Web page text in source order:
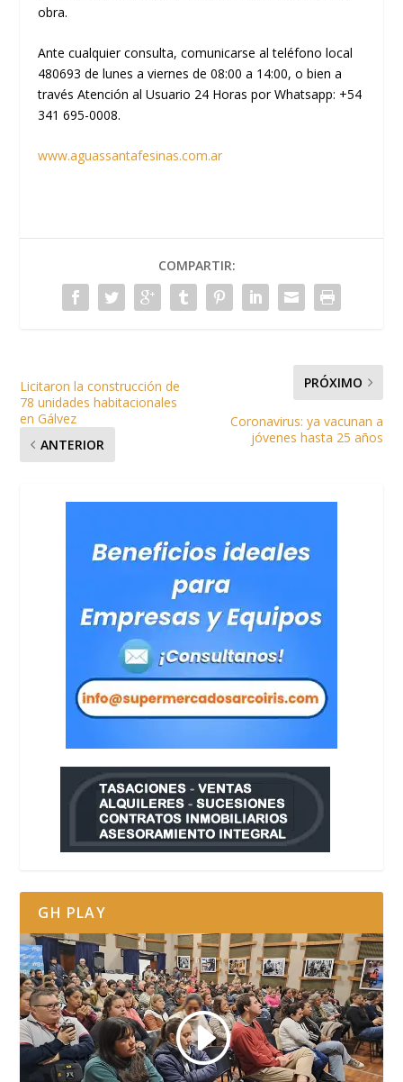
obra.
Ante cualquier consulta, comunicarse al teléfono local
480693 de lunes a viernes de 08:00 a 14:00, o bien a
través Atención al Usuario 24 Horas por Whatsapp: +54
341 695-0008.
www.aguassantafesinas.com.ar
COMPARTIR:
Licitaron la construcción de
78 unidades habitacionales
en Gálvez
ANTERIOR
PRÓXIMO
Coronavirus: ya vacunan a
jóvenes hasta 25 años
GH PLAY